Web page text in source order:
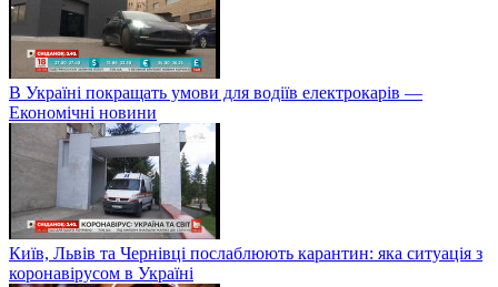
В Україні покращать умови для водіїв електрокарів —
Економічні новини
Київ, Львів та Чернівці послаблюють карантин: яка ситуація з
коронавірусом в Україні